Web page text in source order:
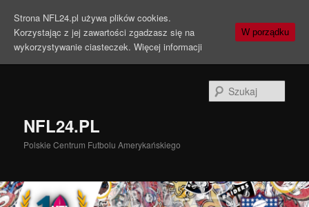
NFL24.PL
Polskie Centrum Futbolu Amerykańskiego
Strona NFL24.pl używa plików cookies.
Korzystając z jej zawartości zgadzasz się na
wykorzystywanie ciasteczek. Więcej informacji
W porządku